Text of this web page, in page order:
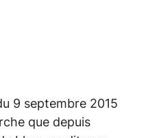
9 septembre 2015
que depuis